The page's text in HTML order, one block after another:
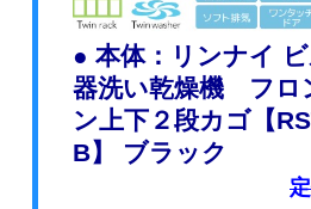
● 本体：リンナイ
器洗い乾燥機 フロ
ン上下２段カゴ【
B】 ブラック